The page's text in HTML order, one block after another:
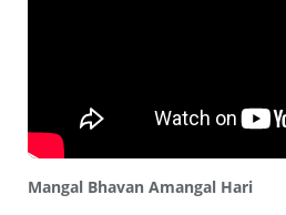
Mangal Bhavan Amangal Hari